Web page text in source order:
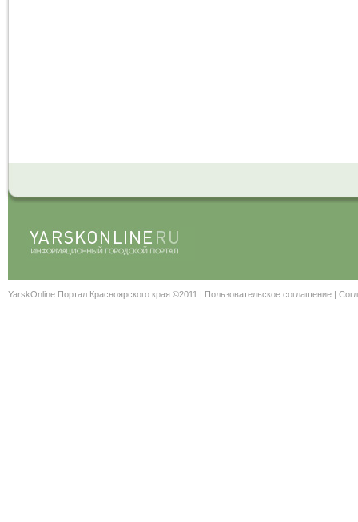
YarskOnline Портал Красноярского края ©2011 | Пользовательское соглашение |